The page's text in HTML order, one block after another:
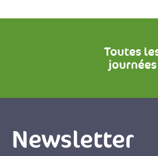
Toutes
journées
Newsletter